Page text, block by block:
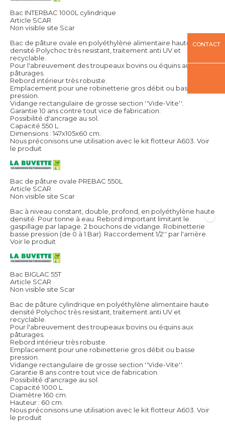
Bac INTERBAC 1000L cylindrique
Article SCAR
Non visible site Scar
Bac de pâture ovale en polyéthylène alimentaire haute
densité Polychoc très resistant, traitement anti UV et
recyclable.
Pour l'abreuvement des troupeaux bovins ou équins aux
pâturages.
Rebord intérieur très robuste.
Emplacement pour une robinetterie gros débit ou basse
pression.
Vidange rectangulaire de grosse section ''Vide-Vite''.
Garantie 10 ans contre tout vice de fabrication.
Possibilité d'ancrage au sol.
Capacité 550 L.
Dimensions : 147x105x60 cm.
Nous préconisons une utilisation avec le kit flotteur A603. Voir
le produit
Bac de pâture ovale PREBAC 550L
Article SCAR
Non visible site Scar
Bac à niveau constant, double, profond, en polyéthylène haute
densité. Pour tonne à eau. Rebord important limitant le
gaspillage par lapage. 2 bouchons de vidange. Robinetterie
basse pression (de 0 à 1 Bar). Raccordement 1/2'' par l'arrière.
Voir le produit
Bac BIGLAC 55T
Article SCAR
Non visible site Scar
Bac de pâture cylindrique en polyéthylène alimentaire haute
densité Polychoc très resistant, traitement anti UV et
recyclable.
Pour l'abreuvement des troupeaux bovins ou équins aux
pâturages.
Rebord intérieur très robuste.
Emplacement pour une robinetterie gros débit ou basse
pression.
Vidange rectangulaire de grosse section ''Vide-Vite''.
Garantie 8 ans contre tout vice de fabrication.
Possibilité d'ancrage au sol.
Capacité 1000 L.
Diamètre 160 cm.
Hauteur : 60 cm.
Nous préconisons une utilisation avec le kit flotteur A603. Voir
le produit
CONTACT